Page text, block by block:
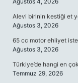
Alevi birinin kestiği et
Ağustos 3, 2026
65 cc motor ehliyet
Ağustos 3, 2026
Türkiye’de hangi en
Temmuz 29, 2026